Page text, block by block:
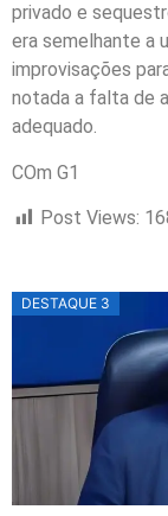
privado e
era semelhante a
improvisações
notada a falta de
adequado.
COm G1
Post Views:
DESTAQUE 3